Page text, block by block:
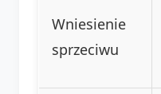
Wniesienie
sprzeciwu